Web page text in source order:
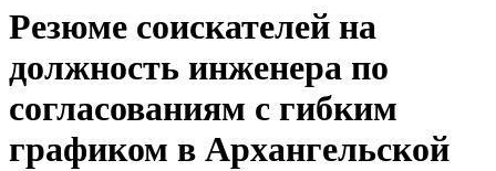
Резюме соискателей на
должность инженера по
согласованиям с гибким
графиком в Архангельской